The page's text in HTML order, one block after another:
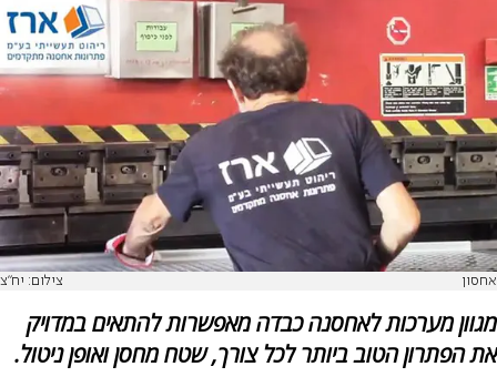
אחסון צילום: יח"צ
מגוון מערכות לאחסנה כבדה מאפשרות להתאים במדויק
את הפתרון הטוב ביותר לכל צורך, שטח מחסן ואופן ניטול.